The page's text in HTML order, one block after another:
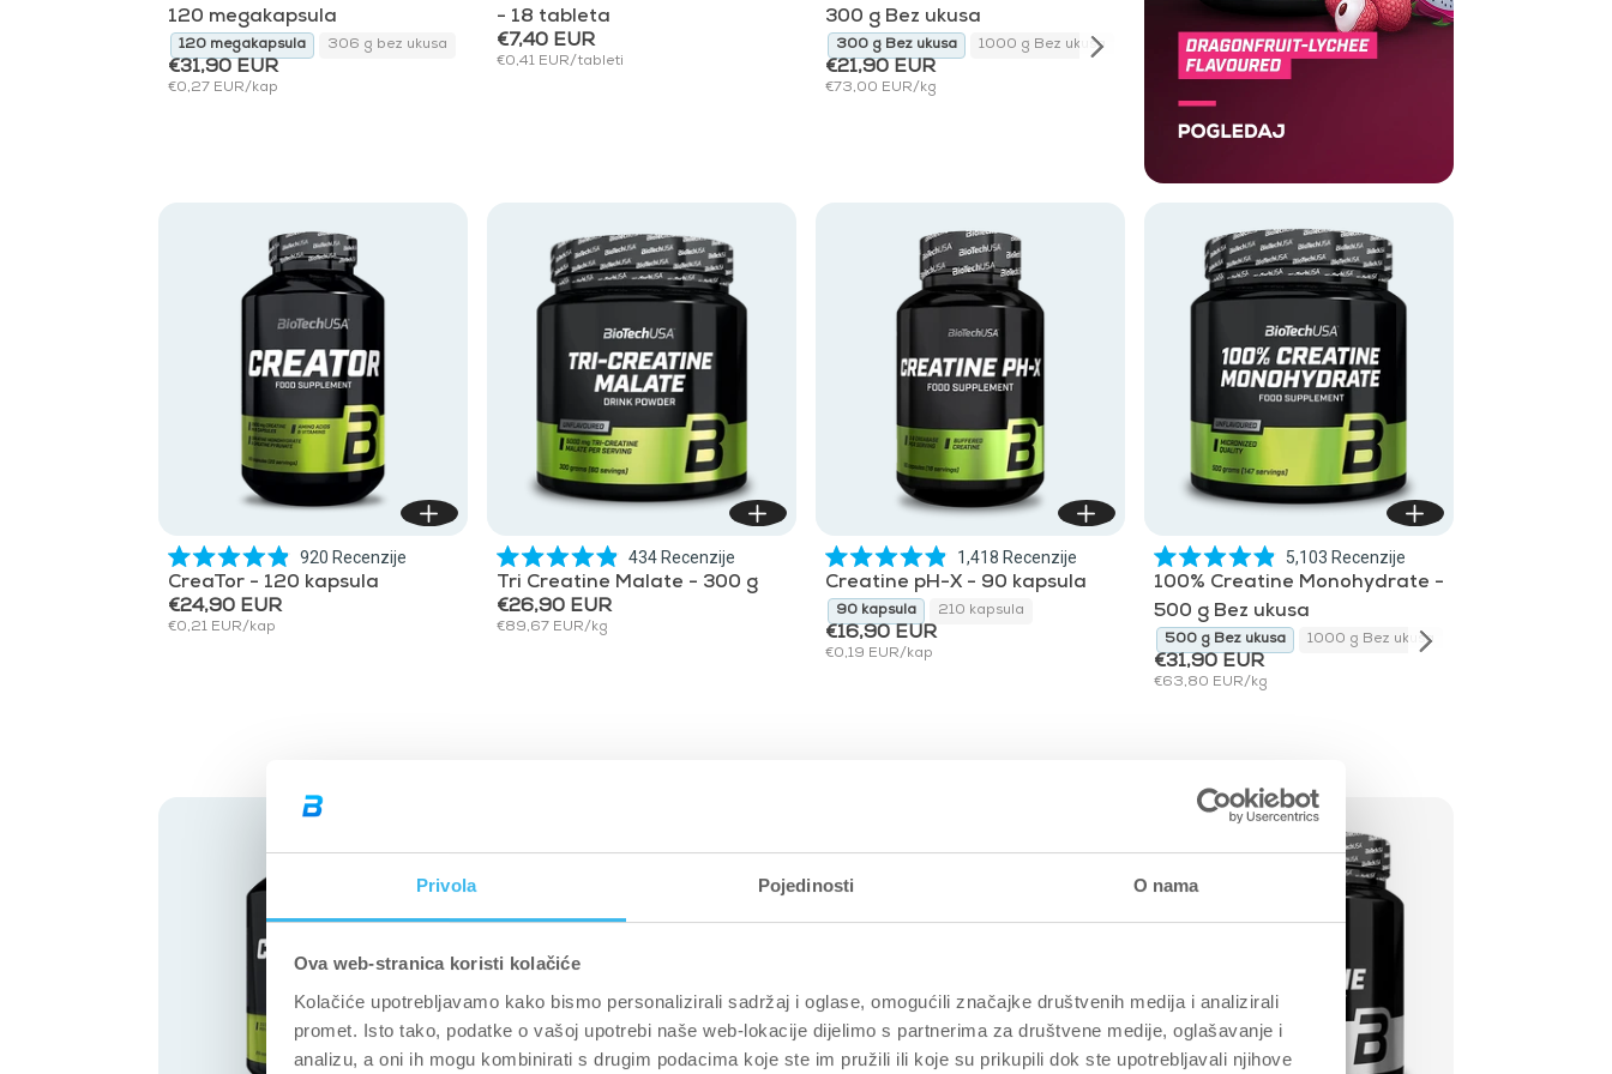
Privola Pojedinosti O nama
Ova web-stranica koristi kolačiće
Kolačiće upotrebljavamo kako bismo personalizirali sadržaj i oglase, omogućili značajke društvenih medija i analizirali
promet. Isto tako, podatke o vašoj upotrebi naše web-lokacije dijelimo s partnerima za društvene medije, oglašavanje i
analizu, a oni ih mogu kombinirati s drugim podacima koje ste im pružili ili koje su prikupili dok ste upotrebljavali njihove
4.8
od
5
zvjezdica
120 megakapsula
120 megakapsula 306 g bez ukusa
€31,90 EUR
€0,27 EUR/kap
4.8
od
5
zvjezdica
- 18 tableta
€7,40 EUR
€0,41 EUR/tableti
4.9
od
5
zvjezdica
300 g Bez ukusa
300 g yuzu 300 g Bez ukusa 1000 g Bez ukusa 500 g Bez ukusa 300 g 300 g yuzu
€21,90 EUR
€73,00 EUR/kg
Ocijenjeno
s
4.9
od
920 Recenzije
CreaTor - 120 kapsula
€24,90 EUR
€0,21 EUR/kap
Ocijenjeno
s
4.9
od
434Recenzije
Tri Creatine Malate - 300 g
€26,90 EUR
€89,67 EUR/kg
Ocijenjeno
s
4.9
od
5
zvjezdica
1,418 Recenzije
Creatine pH-X - 90 kapsula
90 kapsula 210 kapsula
€16,90 EUR
€0,19 EUR/kap
Ocijenjeno
s
4.9
od
5
zvjezdica
5,103 Recenzije
100% Creatine Monohydrate -
500 g Bez ukusa
300 g yuzu 500 g Bez ukusa 1000 g Bez ukusa
€31,90 EUR
€63,80 EUR/kg
rasprodano